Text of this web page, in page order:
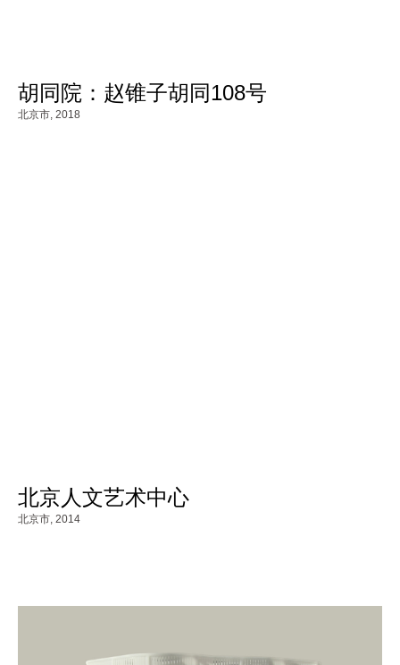
胡同院：赵锥子胡同108号
北京市, 2018
北京人文艺术中心
北京市, 2014